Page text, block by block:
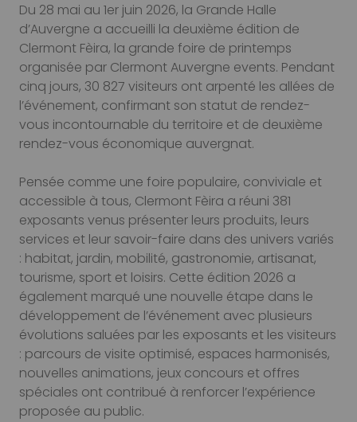
Body
Du 28 mai au 1er juin 2026, la Grande Halle
d’Auvergne a accueilli la deuxième édition de
Clermont Fèira, la grande foire de printemps
organisée par Clermont Auvergne events. Pendant
cinq jours, 30 827 visiteurs ont arpenté les allées de
l’événement, confirmant son statut de rendez-
vous incontournable du territoire et de deuxième
rendez-vous économique auvergnat.
Pensée comme une foire populaire, conviviale et
accessible à tous, Clermont Fèira a réuni 381
exposants venus présenter leurs produits, leurs
services et leur savoir-faire dans des univers variés
: habitat, jardin, mobilité, gastronomie, artisanat,
tourisme, sport et loisirs. Cette édition 2026 a
également marqué une nouvelle étape dans le
développement de l’événement avec plusieurs
évolutions saluées par les exposants et les visiteurs
: parcours de visite optimisé, espaces harmonisés,
nouvelles animations, jeux concours et offres
spéciales ont contribué à renforcer l’expérience
proposée au public.